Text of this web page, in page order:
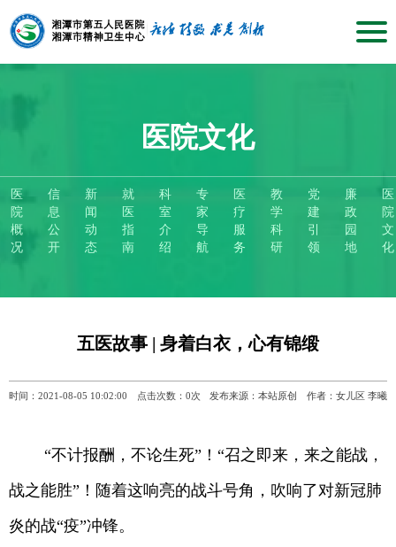
医院文化
医
院
概
况
信
息
公
开
新
闻
动
态
就
医
指
南
科
室
介
绍
专
家
导
航
医
疗
服
务
教
学
科
研
党
建
引
领
廉
政
园
地
医
院
文
化
五医故事 | 身着白衣，心有锦缎
时间：2021-08-05 10:02:00 点击次数： 0次 发布来源：本站原创 作者：女儿区 李曦
“不计报酬，不论生死”！“召之即来，来之能战，
战之能胜”！随着这响亮的战斗号角，吹响了对新冠肺
炎的战“疫”冲锋。